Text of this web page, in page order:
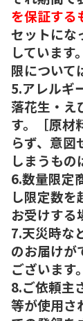
を保証する
セットにな
しています
限について
5.アレルギ
落花生・え
す。［原材
らず、意図
しまうもの
6.数量限定
し限定数
お受けする
7.天災時な
のお届けが
ございます。
8.ご依頼主
等が使用さ